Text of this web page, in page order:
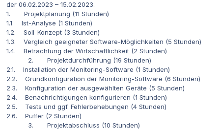
der 06.02.2023 – 15.02.2023.
1. Projektplanung (11 Stunden)
1.1. Ist-Analyse (1 Stunden)
1.2. Soll-Konzept (3 Stunden)
1.3. Vergleich geeigneter Software-Möglichkeiten (5 Stunden)
1.4. Betrachtung der Wirtschaftlichkeit (2 Stunden)
2. Projektdurchführung (19 Stunden)
2.1. Installation der Monitoring-Software (1 Stunden)
2.2. Grundkonfiguration der Monitoring-Software (6 Stunden)
2.3. Konfiguration der ausgewählten Geräte (5 Stunden)
2.4. Benachrichtigungen konfigurieren (1 Stunden)
2.5. Tests und ggf. Fehlerbehebungen (4 Stunden)
2.6. Puffer (2 Stunden)
3. Projektabschluss (10 Stunden)